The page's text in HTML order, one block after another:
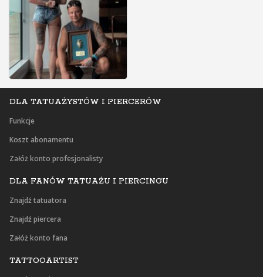
DLA TATUAŻYSTÓW I PIERCERÓW
Funkcje
Koszt abonamentu
Załóż konto profesjonalisty
DLA FANÓW TATUAŻU I PIERCINGU
Znajdź tatuatora
Znajdź piercera
Załóż konto fana
TATTOOARTIST